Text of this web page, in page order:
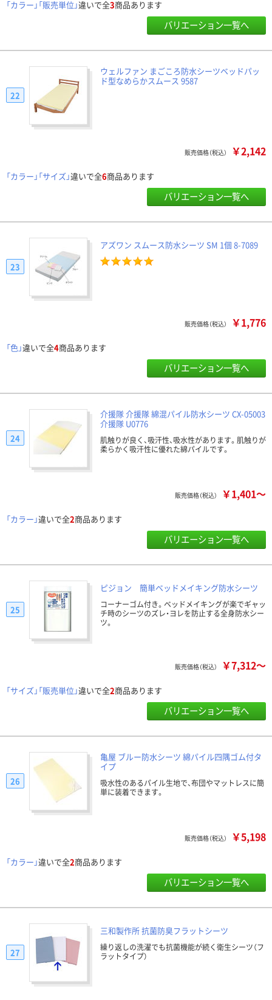
「カラー」「販売単位」違いで全3商品あります
バリエーション一覧へ
ウェルファン まごころ防水シーツベッドパッ
ド型なめらかスムース 9587
22
販売価格（税込） ￥2,142
「カラー」「サイズ」違いで全6商品あります
バリエーション一覧へ
アズワン スムース防水シーツ SM 1個 8-7089
23
販売価格（税込） ￥1,776
「色」違いで全4商品あります
バリエーション一覧へ
介援隊 介援隊 綿混パイル防水シーツ CX-05003
介援隊 U0776
肌触りが良く、吸汗性、吸水性があります。肌触りが
柔らかく吸汗性に優れた綿パイルです。
24
販売価格（税込） ￥1,401～
「カラー」違いで全2商品あります
バリエーション一覧へ
ピジョン 簡単ベッドメイキング防水シーツ
コーナーゴム付き。ベッドメイキングが楽でギャッ
チ時のシーツのズレ・ヨレを防止する全身防水シー
ツ。
25
販売価格（税込） ￥7,312～
「サイズ」「販売単位」違いで全2商品あります
バリエーション一覧へ
亀屋 ブルー防水シーツ 綿パイル四隅ゴム付タ
イプ
吸水性のあるパイル生地で、布団やマットレスに簡
単に装着できます。
26
販売価格（税込） ￥5,198
「カラー」違いで全2商品あります
バリエーション一覧へ
三和製作所 抗菌防臭フラットシーツ
繰り返しの洗濯でも抗菌機能が続く衛生シーツ（フ
ラットタイプ）
27